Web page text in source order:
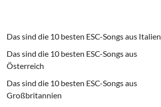
Das sind die 10 besten ESC-Songs aus Italien
Das sind die 10 besten ESC-Songs aus
Österreich
Das sind die 10 besten ESC-Songs aus
Großbritannien